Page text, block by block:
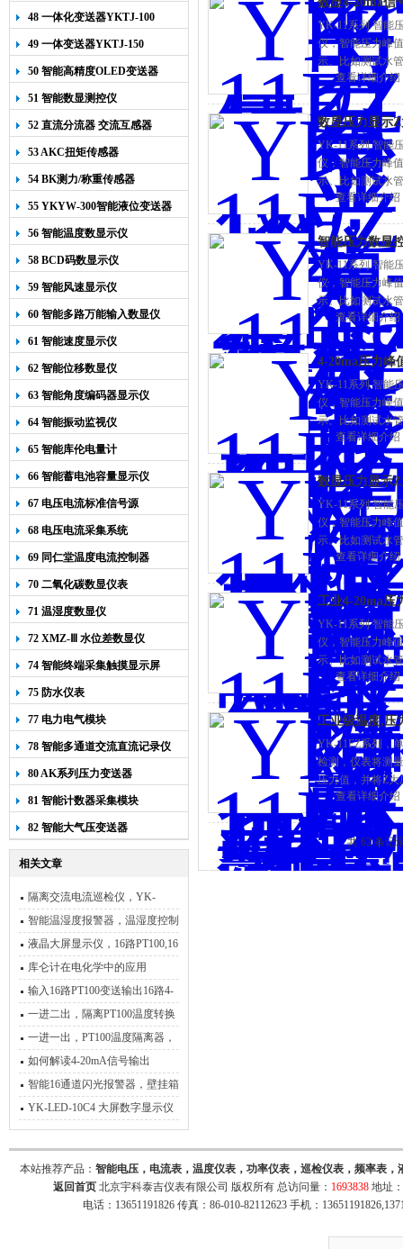
检仪
48 一体化变送器YKTJ-100
49 一体变送器YKTJ-150
50 智能高精度OLED变送器
YK-218
51 智能数显测控仪
52 直流分流器 交流互感器
53 AKC扭矩传感器
54 BK测力/称重传感器
55 YKYW-300智能液位变送器
56 智能温度数显示仪
58 BCD码数显示仪
59 智能风速显示仪
60 智能多路万能输入数显仪
61 智能速度显示仪
62 智能位移数显仪
63 智能角度编码器显示仪
64 智能振动监视仪
65 智能库伦电量计
66 智能蓄电池容量显示仪
67 电压电流标准信号源
68 电压电流采集系统
69 同仁堂温度电流控制器
70 二氧化碳数显仪表
71 温湿度数显仪
72 XMZ-Ⅲ 水位差数显仪
74 智能终端采集触摸显示屏
75 防水仪表
77 电力电气模块
78 智能多通道交流直流记录仪
80 AK系列压力变送器
81 智能计数器采集模块
82 智能大气压变送器
相关文章
隔离交流电流巡检仪，YK-
19AG电流巡检仪
智能温湿度报警器，温湿度控制
器
液晶大屏显示仪，16路PT100,16
路4-20ma，同时显示
库仑计在电化学中的应用
输入16路PT100变送输出16路4-
20mA的模块转换器
一进二出，隔离PT100温度转换
器，输出两路4-20mA信号
一进一出，PT100温度隔离器，
输出4-20mA，RS485
如何解读4-20mA信号输出
智能16通道闪光报警器，壁挂箱
闪光报警器
YK-LED-10C4 大屏数字显示仪
YK-11系列 智能
仪，智能压力峰
示。比如测试水
仪表上排，水管
查看详细介绍
数显压力显示
YK-11系列 智能
仪，智能压力峰
示。比如测试水
仪表上排，水管
查看详细介绍
智能压力数显
YK-11系列 智能
仪，智能压力峰
示。比如测试水
仪表上排，水管
查看详细介绍
4-20ma压力峰
YK-11系列 智能
仪，智能压力峰
示。比如测试水
仪表上排，水管
查看详细介绍
数显压力显示
YK-11系列 智能
仪，智能压力峰
示。比如测试水
仪表上排，水管
查看详细介绍
工业4-20ma压
YK-11系列 智能
仪，智能压力峰
示。比如测试水
仪表上排，水管
查看详细介绍
工业级温度,压
YK-11FZ系列，
检测，仪表将测
压力值，并将Z
验前通过按键清
查看详细介绍
共 62 条记
本站推荐产品： 智能电压，电流表，温度仪表，功率仪表，巡检仪表，频率表
返回首页 北京宇科泰吉仪表有限公司 版权所有 总访问量： 1693838 地址
电话：13651191826 传真：86-010-82112623 手机：